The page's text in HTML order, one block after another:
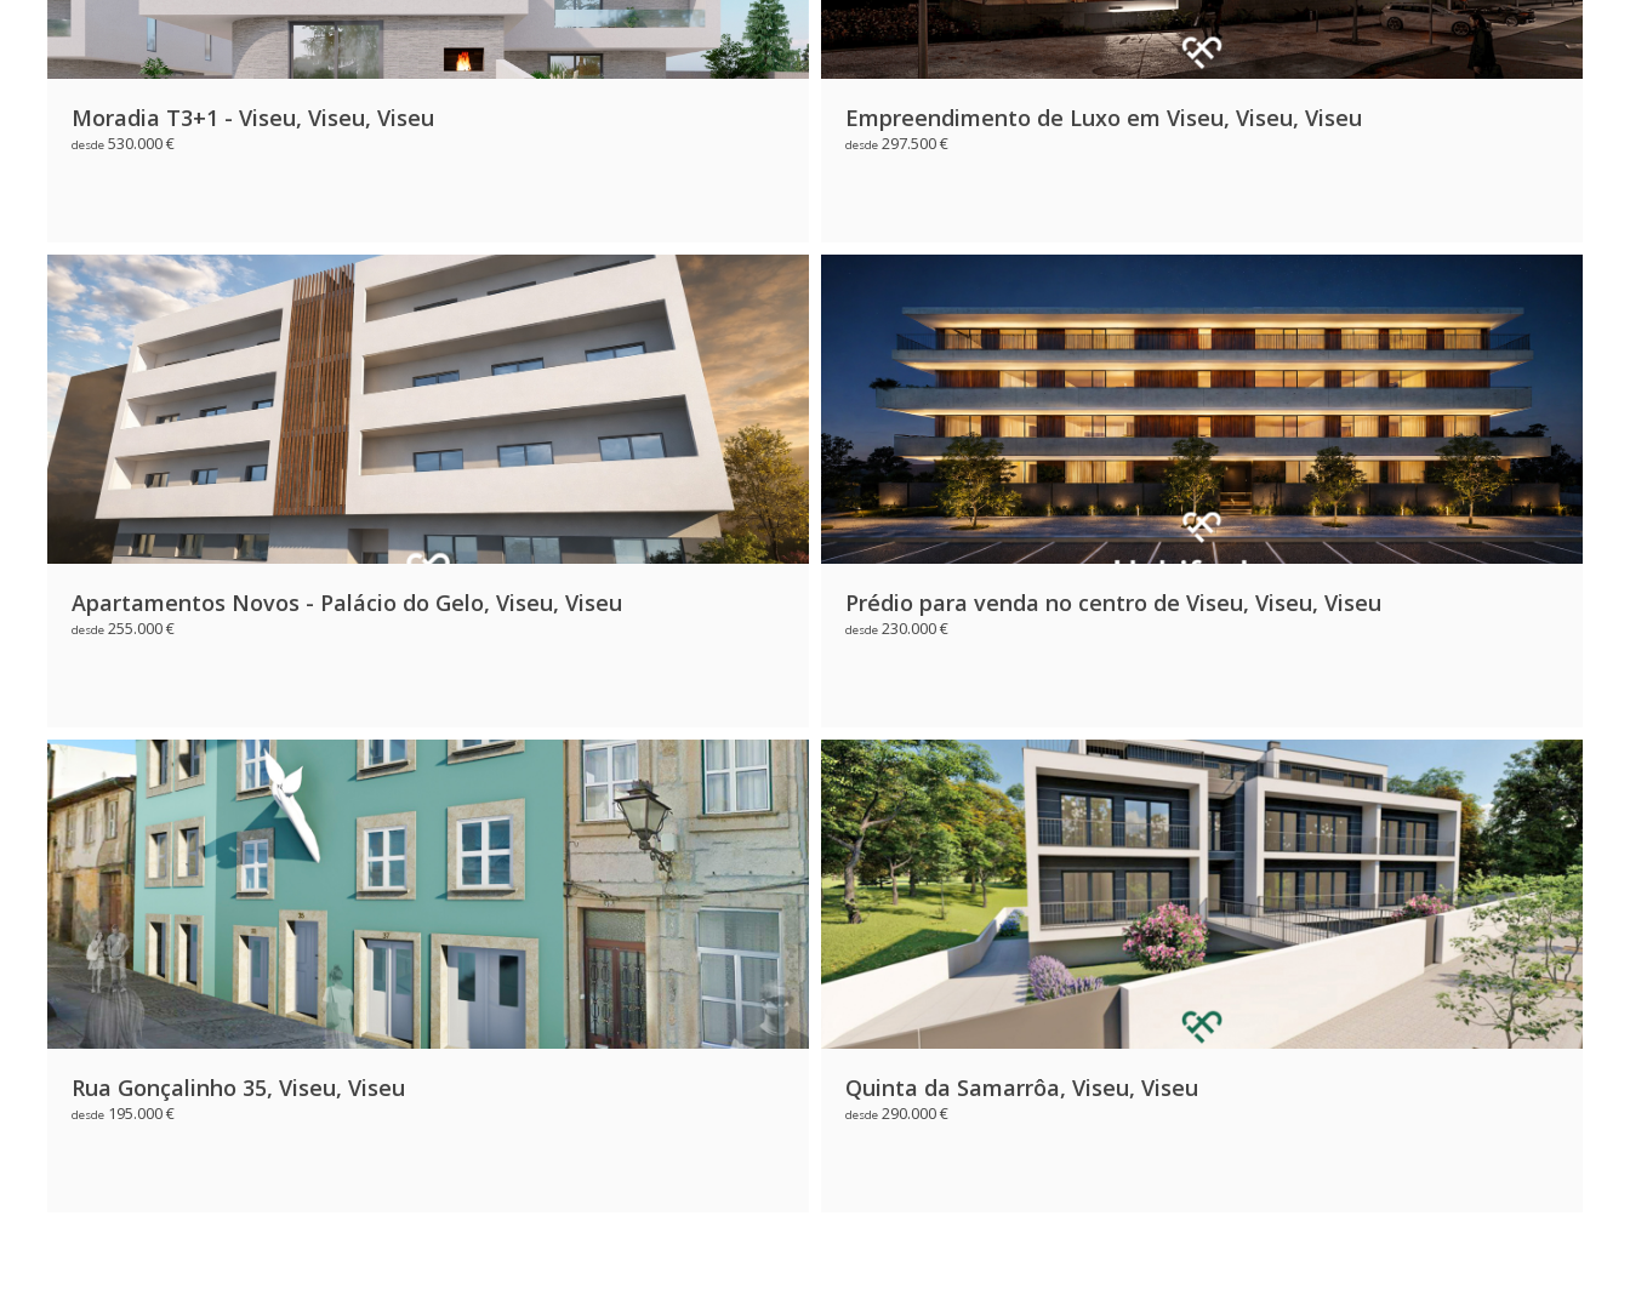
Moradia T3+1 - Viseu, Viseu, Viseu
desde530.000 €
Empreendimento de Luxo em Viseu, Viseu, Viseu
desde297.500 €
Apartamentos Novos - Palácio do Gelo, Viseu, Viseu
desde255.000 €
Prédio para venda no centro de Viseu, Viseu, Viseu
desde230.000 €
Rua Gonçalinho 35, Viseu, Viseu
desde195.000 €
Quinta da Samarrôa, Viseu, Viseu
desde290.000 €